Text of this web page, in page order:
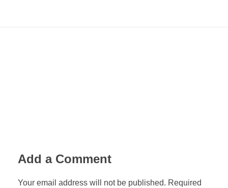
Add a Comment
Your email address will not be published. Required